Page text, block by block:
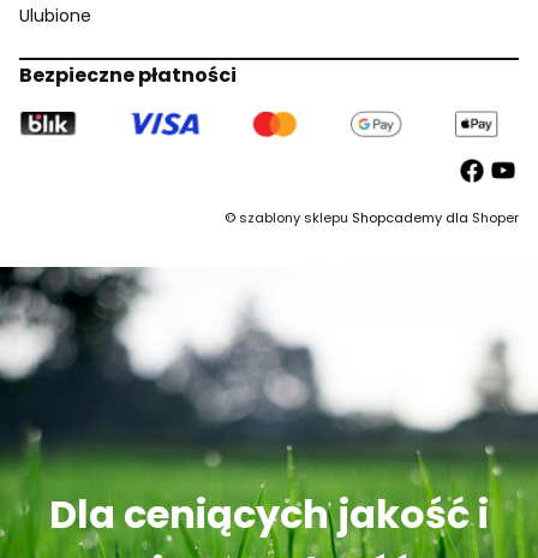
Ulubione
Bezpieczne płatności
©szablony sklepu Shopcademy dla Shoper
Dla ceniących jakość i